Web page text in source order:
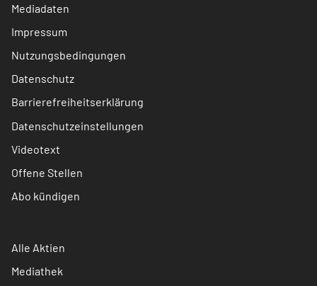
Mediadaten
Impressum
Nutzungsbedingungen
Datenschutz
Barrierefreiheitserklärung
Datenschutzeinstellungen
Videotext
Offene Stellen
Abo kündigen
Alle Aktien
Mediathek